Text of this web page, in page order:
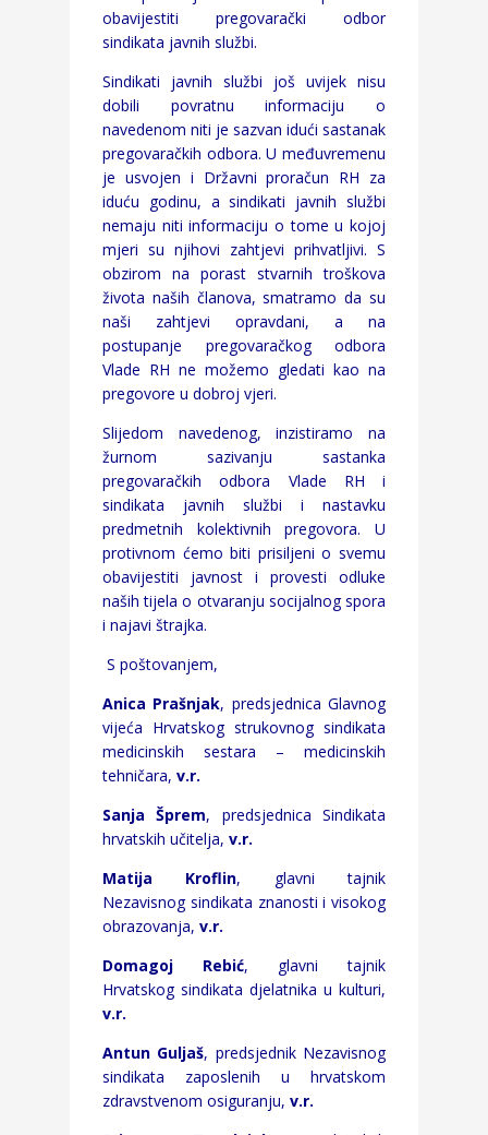
obavijestiti pregovarački odbor
sindikata javnih službi.
Sindikati javnih službi još uvijek nisu
dobili povratnu informaciju o
navedenom niti je sazvan idući sastanak
pregovaračkih odbora. U međuvremenu
je usvojen i Državni proračun RH za
iduću godinu, a sindikati javnih službi
nemaju niti informaciju o tome u kojoj
mjeri su njihovi zahtjevi prihvatljivi. S
obzirom na porast stvarnih troškova
života naših članova, smatramo da su
naši zahtjevi opravdani, a na
postupanje pregovaračkog odbora
Vlade RH ne možemo gledati kao na
pregovore u dobroj vjeri.
Slijedom navedenog, inzistiramo na
žurnom sazivanju sastanka
pregovaračkih odbora Vlade RH i
sindikata javnih službi i nastavku
predmetnih kolektivnih pregovora. U
protivnom ćemo biti prisiljeni o svemu
obavijestiti javnost i provesti odluke
naših tijela o otvaranju socijalnog spora
i najavi štrajka.
S poštovanjem,
Anica Prašnjak, predsjednica Glavnog
vijeća Hrvatskog strukovnog sindikata
medicinskih sestara – medicinskih
tehničara, v.r.
Sanja Šprem, predsjednica Sindikata
hrvatskih učitelja, v.r.
Matija Kroflin, glavni tajnik
Nezavisnog sindikata znanosti i visokog
obrazovanja, v.r.
Domagoj Rebić, glavni tajnik
Hrvatskog sindikata djelatnika u kulturi,
v.r.
Antun Guljaš, predsjednik Nezavisnog
sindikata zaposlenih u hrvatskom
zdravstvenom osiguranju, v.r.